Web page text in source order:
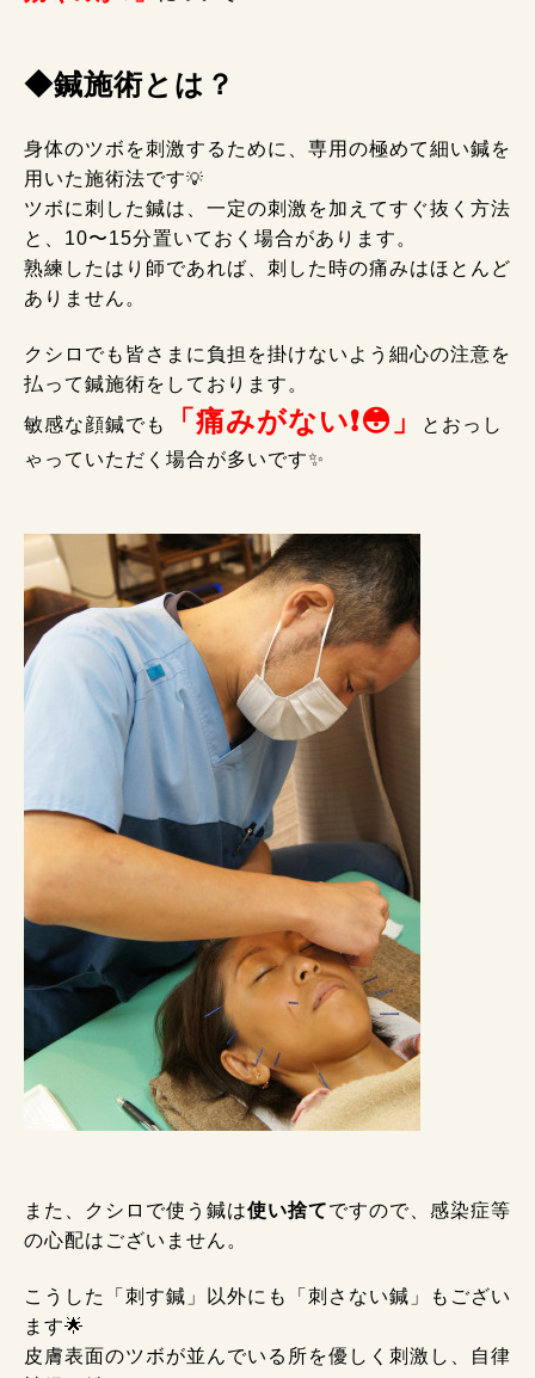
◆鍼施術とは？
身体のツボを刺激するために、専用の極めて細い鍼を
用いた施術法です💡
ツボに刺した鍼は、一定の刺激を加えてすぐ抜く方法
と、10〜15分置いておく場合があります。
熟練したはり師であれば、刺した時の痛みはほとんど
ありません。
クシロでも皆さまに負担を掛けないよう細心の注意を
払って鍼施術をしております。
敏感な顔鍼でも
「痛みがない❗😳」
とおっし
ゃっていただく場合が多いです✨
また、クシロで使う鍼は使い捨てですので、感染症等
の心配はございません。
こうした「刺す鍼」以外にも「刺さない鍼」もござい
ます🌟
皮膚表面のツボが並んでいる所を優しく刺激し、自律